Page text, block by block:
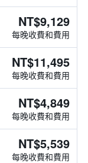
NT$9,129
每晚收費和費用
NT$11,495
每晚收費和費用
NT$4,849
每晚收費和費用
NT$5,539
每晚收費和費用